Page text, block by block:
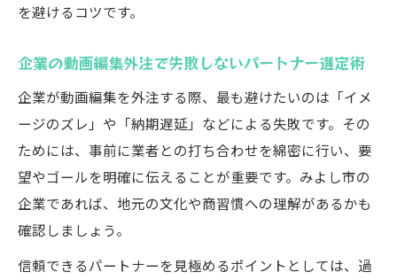
を避けるコツです。
企業の動画編集外注で失敗しないパートナー選定術
企業が動画編集を外注する際、最も避けたいのは「イメ
ージのズレ」や「納期遅延」などによる失敗です。その
ためには、事前に業者との打ち合わせを綿密に行い、要
望やゴールを明確に伝えることが重要です。みよし市の
企業であれば、地元の文化や商習慣への理解があるかも
確認しましょう。
信頼できるパートナーを見極めるポイントとしては、過